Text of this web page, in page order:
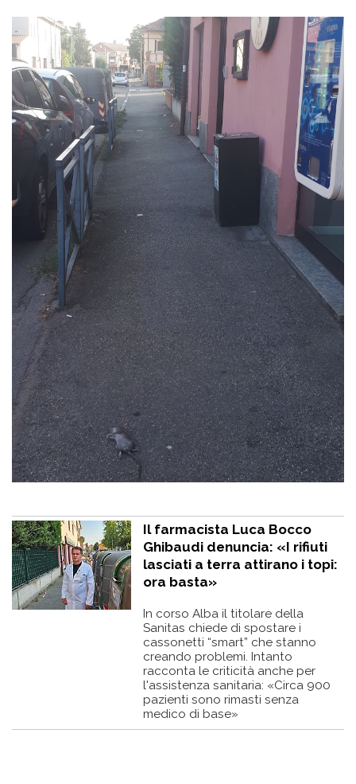
Il farmacista Luca Bocco
Ghibaudi denuncia: «I rifiuti
lasciati a terra attirano i topi:
ora basta»
In corso Alba il titolare della
Sanitas chiede di spostare i
cassonetti “smart” che stanno
creando problemi. Intanto
racconta le criticità anche per
l'assistenza sanitaria: «Circa 900
pazienti sono rimasti senza
medico di base»